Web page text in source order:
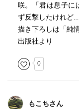
咲。「君は息子に
ず反撃したけれど
描き下ろしは「純
出版社より
0
もこちさん